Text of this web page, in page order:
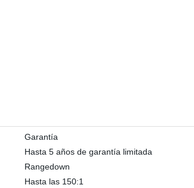
Garantía
Hasta 5 años de garantía limitada
Rangedown
Hasta las 150:1